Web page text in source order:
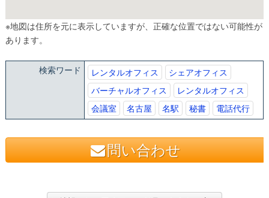
※地図は住所を元に表示していますが、正確な位置ではない可能性が
あります。
検索ワード レンタルオフィス
シェアオフィス
バーチャルオフィス
レンタルオフィス
会議室
名古屋 名駅 秘書 電話代行
問い合わせ